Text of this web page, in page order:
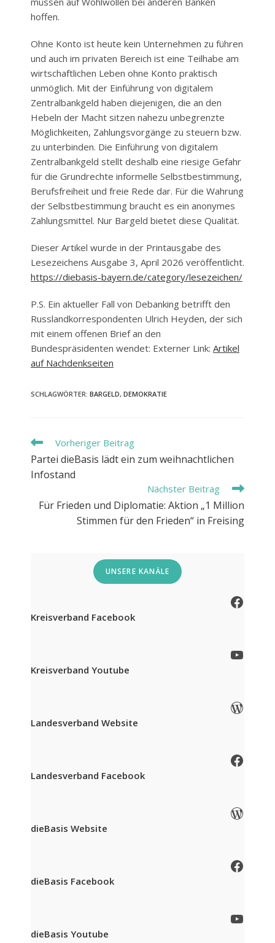
hoffen.
Ohne Konto ist heute kein Unternehmen zu führen
und auch im privaten Bereich ist eine Teilhabe am
wirtschaftlichen Leben ohne Konto praktisch
unmöglich. Mit der Einführung von digitalem
Zentralbankgeld haben diejenigen, die an den
Hebeln der Macht sitzen nahezu unbegrenzte
Möglichkeiten, Zahlungsvorgänge zu steuern bzw.
zu unterbinden. Die Einführung von digitalem
Zentralbankgeld stellt deshalb eine riesige Gefahr
für die Grundrechte informelle Selbstbestimmung,
Berufsfreiheit und freie Rede dar. Für die Wahrung
der Selbstbestimmung braucht es ein anonymes
Zahlungsmittel. Nur Bargeld bietet diese Qualität.
Dieser Artikel wurde in der Printausgabe des
Lesezeichens Ausgabe 3, April 2026 veröffentlicht.
https://diebasis-bayern.de/category/lesezeichen/
P.S. Ein aktueller Fall von Debanking betrifft den
Russlandkorrespondenten Ulrich Heyden, der sich
mit einem offenen Brief an den
Bundespräsidenten wendet: Externer Link: Artikel
auf Nachdenkseiten
SCHLAGWÖRTER: BARGELD, DEMOKRATIE
Weitere
Artikel
ansehen
Vorheriger Beitrag
Partei dieBasis lädt ein zum weihnachtlichen
Infostand
Nächster Beitrag
Für Frieden und Diplomatie: Aktion „1 Million
Stimmen für den Frieden“ in Freising
UNSERE KANÄLE
Facebook
Kreisverband Facebook
YouTube
Kreisverband Youtube
WordPress
Landesverband Website
Facebook
Landesverband Facebook
WordPress
dieBasis Website
Facebook
dieBasis Facebook
YouTube
dieBasis Youtube